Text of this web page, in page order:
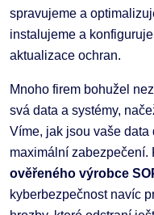
spravujeme a
instalujeme a
aktualizace ochran.
Mnoho firem bohužel
svá data a systémy,
Víme, jak jsou vaše
maximální zabezpečení.
ověřeného výrobce
kyberbezpečnost navíc